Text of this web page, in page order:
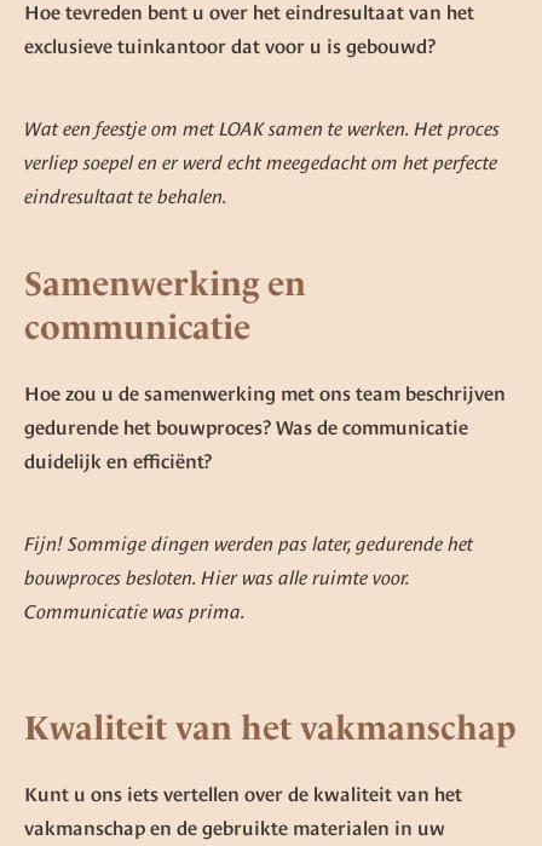
Hoe tevreden bent u over het eindresultaat van het
exclusieve tuinkantoor dat voor u is gebouwd?
Wat een feestje om met LOAK samen te werken. Het proces
verliep soepel en er werd echt meegedacht om het perfecte
eindresultaat te behalen.
Samenwerking en
communicatie
Hoe zou u de samenwerking met ons team beschrijven
gedurende het bouwproces? Was de communicatie
duidelijk en efficiënt?
Fijn! Sommige dingen werden pas later, gedurende het
bouwproces besloten. Hier was alle ruimte voor.
Communicatie was prima.
Kwaliteit van het vakmanschap
Kunt u ons iets vertellen over de kwaliteit van het
vakmanschap en de gebruikte materialen in uw